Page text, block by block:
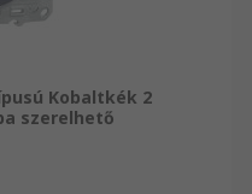
Kobaltkék 2
szerelhető